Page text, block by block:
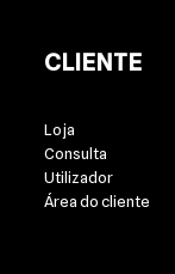
CLIENTE
Loja
Consulta
Utilizador
Área do cliente